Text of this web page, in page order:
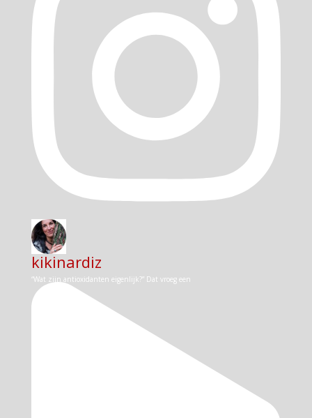
kikinardiz
“Wat zijn antioxidanten eigenlijk?” Dat vroeg een